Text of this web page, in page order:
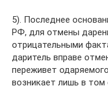
5). Последнее
РФ, для отмены
отрицательными
даритель вправе
переживет
возникает лишь в том